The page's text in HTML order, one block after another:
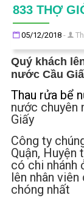
833 THỢ
Đăng ngày
05/12/2018 -
Quý khách
nước Cầu
Thau rửa bể
nước chuyên
Giấy
Công ty
Quận, Huyện
có chi nhánh
lên nhân
chóng nhất